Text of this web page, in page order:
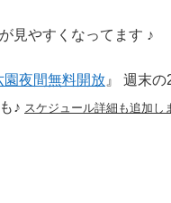
が見やすくなってます ♪
園夜間無料開放 』 週末
♪ スケジュール詳細も追加し